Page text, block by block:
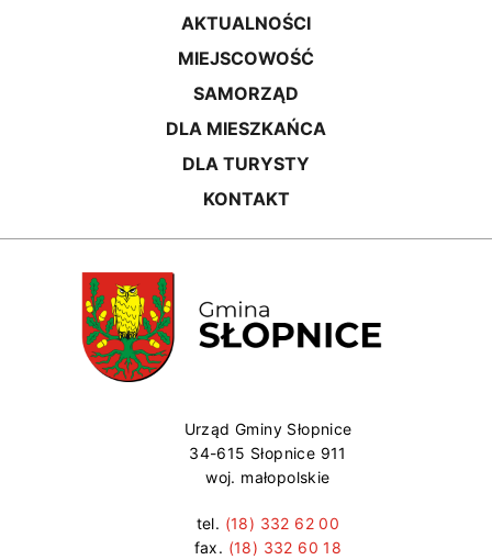
AKTUALNOŚCI
MIEJSCOWOŚĆ
SAMORZĄD
DLA MIESZKAŃCA
DLA TURYSTY
KONTAKT
Urząd Gminy Słopnice
34-615 Słopnice 911
woj. małopolskie
tel. (18) 332 62 00
fax. (18) 332 60 18